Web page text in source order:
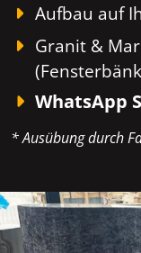
Aufbau auf
Granit &
WhatsApp
* Ausübung durch